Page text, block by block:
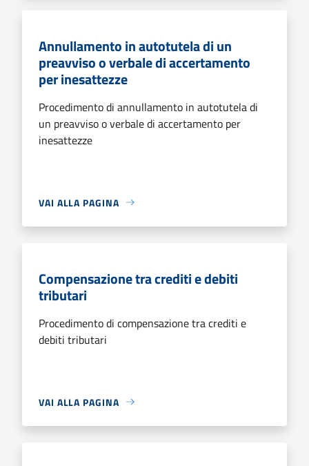
Annullamento in autotutela di un
preavviso o verbale di accertamento
per inesattezze
Procedimento di annullamento in autotutela di
un preavviso o verbale di accertamento per
inesattezze
VAI ALLA PAGINA
Compensazione tra crediti e debiti
tributari
Procedimento di compensazione tra crediti e
debiti tributari
VAI ALLA PAGINA